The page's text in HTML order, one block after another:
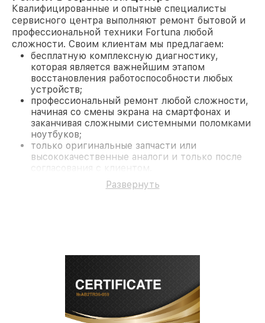
Квалифицированные и опытные специалисты
сервисного центра выполняют ремонт бытовой и
профессиональной техники Fortuna любой
сложности. Своим клиентам мы предлагаем:
бесплатную комплексную диагностику,
которая является важнейшим этапом
восстановления работоспособности любых
устройств;
профессиональный ремонт любой сложности,
начиная со смены экрана на смартфонах и
заканчивая сложными системными поломками
ноутбуков;
только оригинальные запчасти или
высококачественные аналоги и только после
согласования с клиентом.
На все работы и замененные комплектующие
предоставляется длительная гарантия. В случае
современное оборудование и
лицензированное ПО в ремонтно-
диагностических мастерских;
собственный склад комплектующих, что
Развернуть